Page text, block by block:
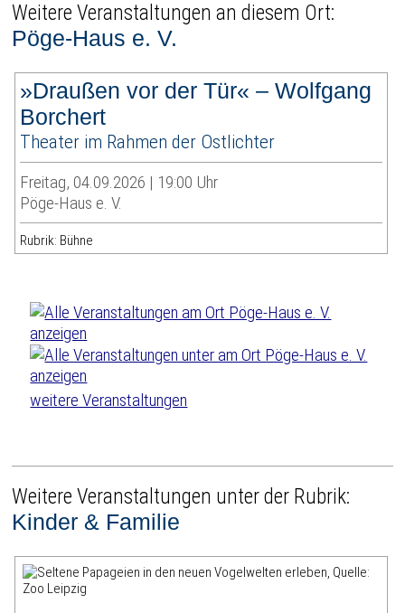
Weitere Veranstaltungen an diesem Ort:
Pöge-Haus e. V.
»Draußen vor der Tür« – Wolfgang
Borchert
Theater im Rahmen der Ostlichter
Freitag, 04.09.2026 | 19:00 Uhr
Pöge-Haus e. V.
Rubrik: Bühne
weitere Veranstaltungen
Weitere Veranstaltungen unter der Rubrik:
Kinder & Familie